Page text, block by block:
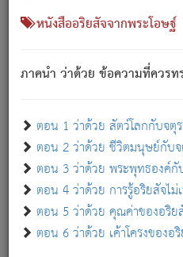
หนังสืออริยสัจจากพระโอษฐ์
ภาคนำ ว่าด้วย ข้อความที่ควรท
ตอน 1 ว่าด้วย สัตว์โลกกับจตุ
ตอน 2 ว่าด้วย ชีวิตมนุษย์กับจ
ตอน 3 ว่าด้วย พระพุทธองค์กั
ตอน 4 ว่าด้วย การรู้อริยสัจไ
ตอน 5 ว่าด้วย คุณค่าของอริย
ตอน 6 ว่าด้วย เค้าโครงของอ
เขาสำคัญสิ่งใด โดยความเป็น
(ตามที่เป็นจริง) โดยประการอื่นจ
สัตว์โลกติดข้องอยู่ในภพ ถูก
เป็นอย่างอื่น (จากที่มันเป็นอยู่จริ
เขาเพลิดเพลินยิ่งนักในสิ่งใด
เขากลัวต่อสิ่งใดสิ่งนั้นเป็นทุกข์
พรหมจรรย์นี้ อันบุคคลย่อมป
ภพ.
สมณะหรือพราหมณ์เหล่าใด
มีได้เพราะภพ เรากล่าวว่า สม
มิใช่ผู้หลดพ้นจากภพ.